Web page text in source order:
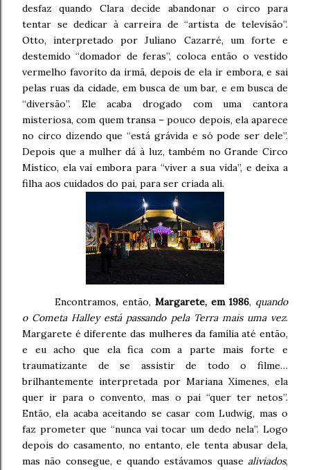
desfaz quando Clara decide abandonar o circo para
tentar se dedicar à carreira de “artista de televisão”.
Otto, interpretado por Juliano Cazarré, um forte e
destemido “domador de feras”, coloca então o vestido
vermelho favorito da irmã, depois de ela ir embora, e sai
pelas ruas da cidade, em busca de um bar, e em busca de
“diversão”. Ele acaba drogado com uma cantora
misteriosa, com quem transa – pouco depois, ela aparece
no circo dizendo que “está grávida e só pode ser dele”.
Depois que a mulher dá à luz, também no Grande Circo
Místico, ela vai embora para “viver a sua vida”, e deixa a
filha aos cuidados do pai, para ser criada ali.
Encontramos, então, Margarete, em 1986, quando
o Cometa Halley está passando pela Terra mais uma vez.
Margarete é diferente das mulheres da família até então,
e eu acho que ela fica com a parte mais forte e
traumatizante de se assistir de todo o filme…
brilhantemente interpretada por Mariana Ximenes, ela
quer ir para o convento, mas o pai “quer ter netos”.
Então, ela acaba aceitando se casar com Ludwig, mas o
faz prometer que “nunca vai tocar um dedo nela”. Logo
depois do casamento, no entanto, ele tenta abusar dela,
mas não consegue, e quando estávamos quase aliviados,